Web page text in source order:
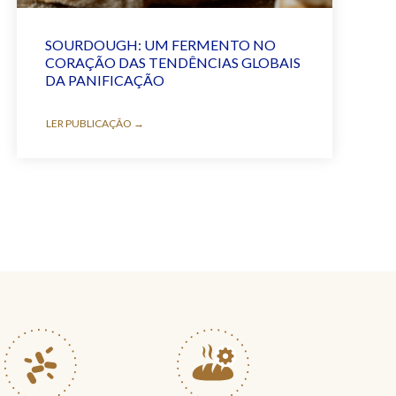
SOURDOUGH: UM FERMENTO NO
CORAÇÃO DAS TENDÊNCIAS GLOBAIS
DA PANIFICAÇÃO
LER PUBLICAÇÃO →